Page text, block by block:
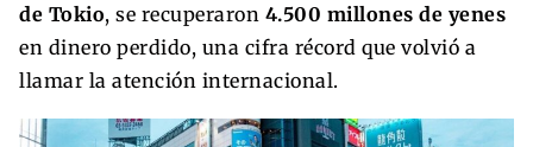
de Tokio, se recuperaron 4.500 millones de yenes
en dinero perdido, una cifra récord que volvió a
llamar la atención internacional.